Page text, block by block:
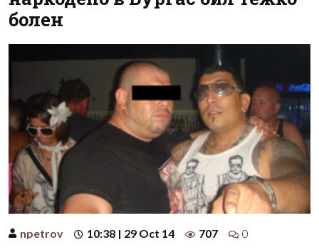
болен
npetrov 10:38 | 29 Oct 14 707 0